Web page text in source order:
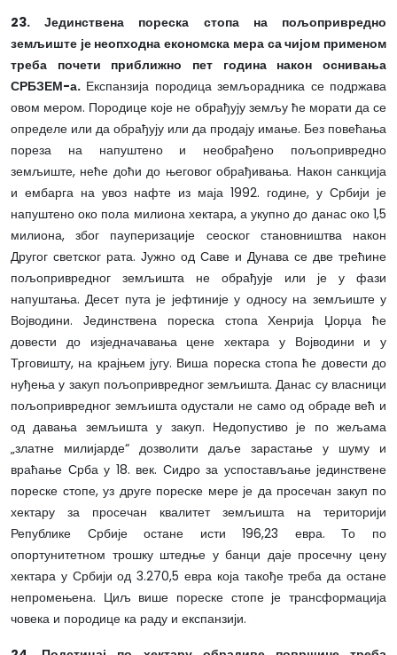
23. Јединствена пореска стопа на пољопривредно
земљиште је неопходна економска мера са чијом применом
треба почети приближно пет година након оснивања
СРБЗЕМ-а. Експанзија породица земљорадника се подржава
овом мером. Породице које не обрађују земљу ће морати да се
определе или да обрађују или да продају имање. Без повећања
пореза на напуштено и необрађено пољопривредно
земљиште, неће доћи до његовог обрађивања. Након санкција
и ембарга на увоз нафте из маја 1992. године, у Србији је
напуштено око пола милиона хектара, а укупно до данас око 1,5
милиона, због пауперизације сеоског становништва након
Другог светског рата. Јужно од Саве и Дунава се две трећине
пољопривредног земљишта не обрађује или је у фази
напуштања. Десет пута је јефтиније у односу на земљиште у
Војводини. Јединствена пореска стопа Хенрија Џорџа ће
довести до изједначавања цене хектара у Војводини и у
Трговишту, на крајњем југу. Виша пореска стопа ће довести до
нуђења у закуп пољопривредног земљишта. Данас су власници
пољопривредног земљишта одустали не само од обраде већ и
од давања земљишта у закуп. Недопустиво је по жељама
„златне милијарде“ дозволити даље зарастање у шуму и
враћање Срба у 18. век. Сидро за успостављање јединствене
пореске стопе, уз друге пореске мере је да просечан закуп по
хектару за просечан квалитет земљишта на територији
Републике Србије остане исти 196,23 евра. То по
опортунитетном трошку штедње у банци даје просечну цену
хектара у Србији од 3.270,5 евра која такође треба да остане
непромењена. Циљ више пореске стопе је трансформација
човека и породице ка раду и експанзији.